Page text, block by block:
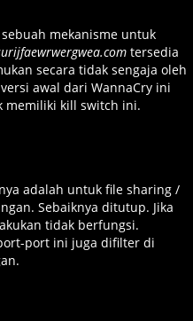
mekanisme untuk
tersedia
secara tidak sengaja oleh
awal dari WannaCry ini
memiliki kill switch ini.
adalah untuk file sharing /
Sebaiknya ditutup. Jika
tidak berfungsi.
port ini juga difilter di